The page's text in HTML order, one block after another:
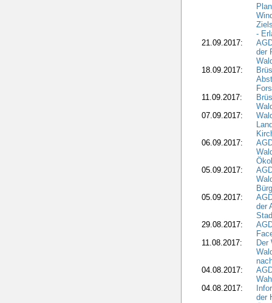
-
21.09.2017:
der
18.09.2017:
11.09.2017:
07.09.2017:
06.09.2017:
05.09.2017:
05.09.2017:
der
29.08.2017:
11.08.2017:
Der
04.08.2017:
04.08.2017:
der